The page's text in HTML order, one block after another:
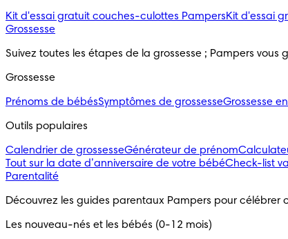
Kit d'essai gratuit couches-culottes PampersKit d'essai
Grossesse
Suivez toutes les étapes de la grossesse ; Pampers
Grossesse
Prénoms de bébésSymptômes de grossesseGrossesse
Outils populaires
Calendrier de grossesseGénérateur de prénom
Tout sur la date d’anniversaire de votre bébéCheck-list
Parentalité
Découvrez les guides parentaux Pampers pour
Les nouveau-nés et les bébés (0-12 mois)